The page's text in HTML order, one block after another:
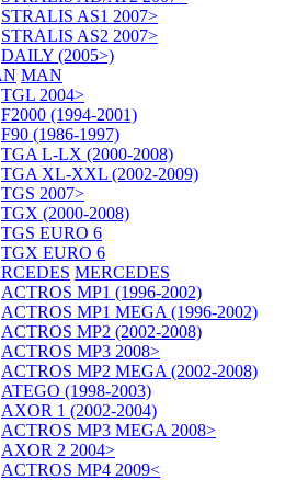
STRALIS AS1 2007>
STRALIS AS2 2007>
DAILY (2005>)
MAN
TGL 2004>
F2000 (1994-2001)
F90 (1986-1997)
TGA L-LX (2000-2008)
TGA XL-XXL (2002-2009)
TGS 2007>
TGX (2000-2008)
TGS EURO 6
TGX EURO 6
MERCEDES
ACTROS MP1 (1996-2002)
ACTROS MP1 MEGA (1996-2002)
ACTROS MP2 (2002-2008)
ACTROS MP3 2008>
ACTROS MP2 MEGA (2002-2008)
ATEGO (1998-2003)
AXOR 1 (2002-2004)
ACTROS MP3 MEGA 2008>
AXOR 2 2004>
ACTROS MP4 2009<